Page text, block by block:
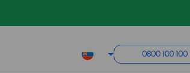
0800 100 100